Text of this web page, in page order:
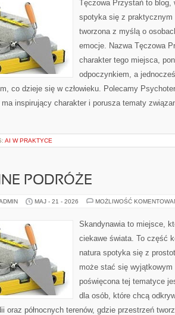
Tęczowa Przystań to
spotyka się z praktycznym
tworzona z myślą o
emocje. Nazwa Tęczowa
charakter tego miejsca,
odpoczynkiem, a
co dzieje się w człowieku. Polecamy
ma inspirujący charakter i porusza tematy
AI W PRAKTYCE
PODRÓŻE
MAJ - 21 - 2026 MOŻLIWOŚĆ
Skandynawia to miejsce,
ciekawe świata. To część
natura spotyka się z
może stać się
poświęcona tej tematyce
dla osób, które chcą
oraz północnych terenów, gdzie przestrzeń